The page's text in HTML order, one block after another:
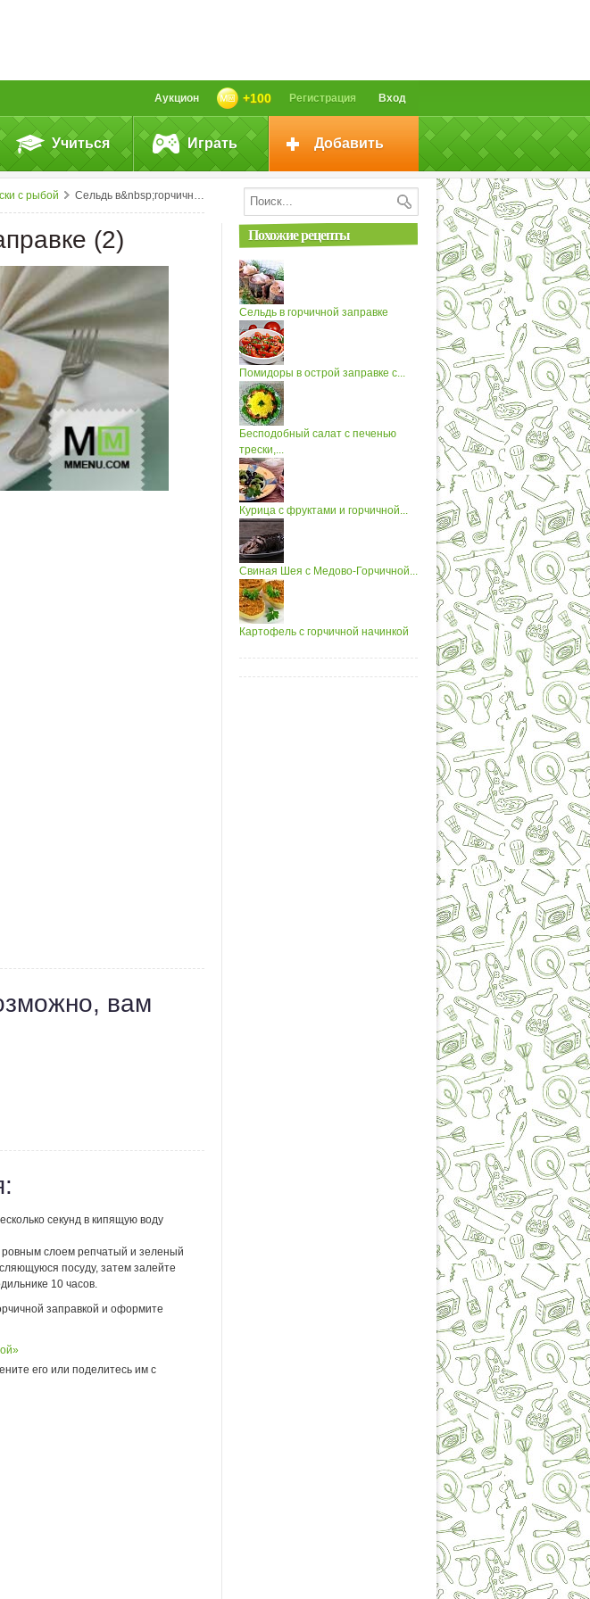
Вход
Регистрация
+100
Аукцион
Учиться Играть Добавить
с рыбой Сельдь в&nbsp;горчичной заправке (2)
(2)
вам
секунд в кипящую воду
слоем репчатый и зеленый
посуду, затем залейте
10 часов.
заправкой и оформите
его или поделитесь им с
Похожие рецепты
Сельдь в горчичной заправке
Помидоры в острой заправке с...
Бесподобный салат с печенью
трески,...
Курица с фруктами и горчичной...
Свиная Шея с Медово-Горчичной...
Картофель с горчичной начинкой